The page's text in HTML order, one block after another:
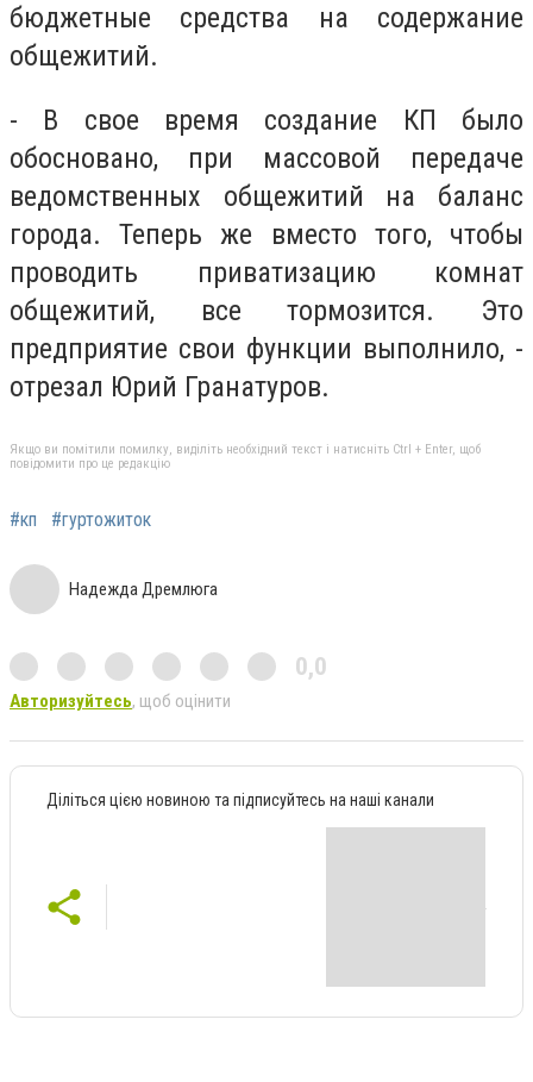
бюджетные средства на содержание
общежитий.
- В свое время создание КП было
обосновано, при массовой передаче
ведомственных общежитий на баланс
города. Теперь же вместо того, чтобы
проводить приватизацию комнат
общежитий, все тормозится. Это
предприятие свои функции выполнило, -
отрезал Юрий Гранатуров.
Якщо ви помітили помилку, виділіть необхідний текст і натисніть Ctrl + Enter, щоб
повідомити про це редакцію
#кп #гуртожиток
Надежда Дремлюга
0,0
Авторизуйтесь, щоб оцінити
Діліться цією новиною та підписуйтесь на наші канали